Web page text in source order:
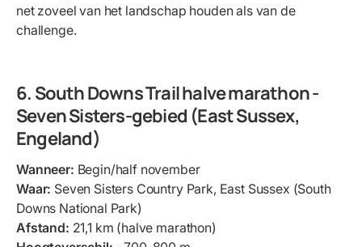
net zoveel van het landschap houden als van de
challenge.
6. South Downs Trail halve marathon -
Seven Sisters-gebied (East Sussex,
Engeland)
Wanneer: Begin/half november
Waar: Seven Sisters Country Park, East Sussex (South
Downs National Park)
Afstand: 21,1 km (halve marathon)